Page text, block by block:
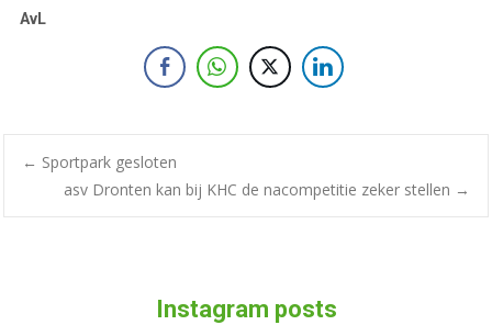
AvL
← Sportpark gesloten
asv Dronten kan bij KHC de nacompetitie zeker stellen →
Instagram posts